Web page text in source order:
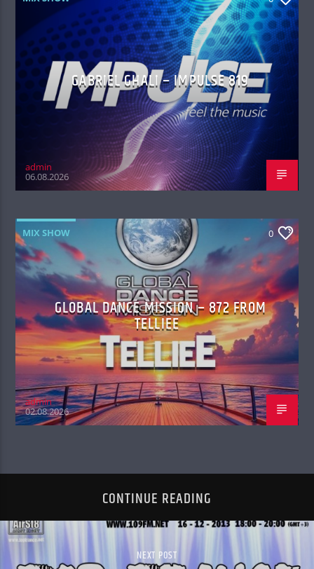
GABRIEL GHALI – IMPULSE 819
admin
06.08.2026
MIX SHOW 0
GLOBAL DANCE MISSION – 872 FROM
TELLIEE
admin
02.08.2026
CONTINUE READING
NEXT POST